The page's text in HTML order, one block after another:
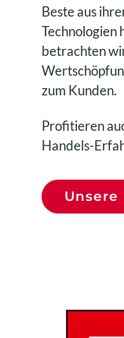
Beste aus
Technologien
betrachten
zum Kunden.
Profitieren
Handels-
Unsere